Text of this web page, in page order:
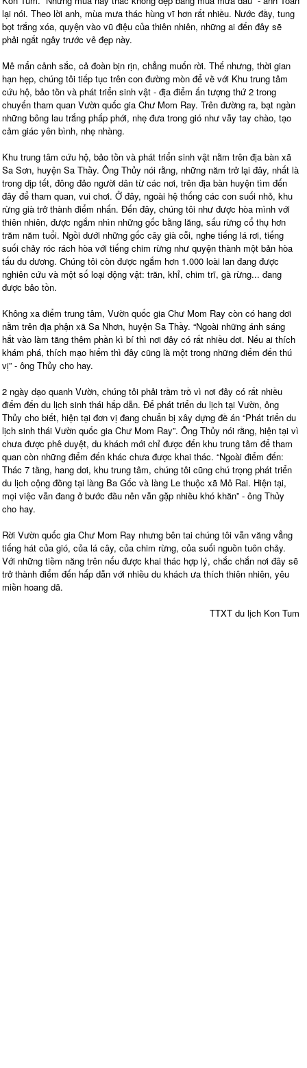
lại nói. Theo lời anh, mùa mưa thác hùng vĩ hơn rất nhiều. Nước đầy, tung
bọt trắng xóa, quyện vào vũ điệu của thiên nhiên, những ai đến đây sẽ
phải ngất ngây trước vẻ đẹp này.
Mê mẩn cảnh sắc, cả đoàn bịn rịn, chẳng muốn rời. Thế nhưng, thời gian
hạn hẹp, chúng tôi tiếp tục trên con đường mòn để về với Khu trung tâm
cứu hộ, bảo tồn và phát triển sinh vật - địa điểm ấn tượng thứ 2 trong
chuyến tham quan Vườn quốc gia Chư Mom Ray. Trên đường ra, bạt ngàn
những bông lau trắng phấp phới, nhẹ đưa trong gió như vẫy tay chào, tạo
cảm giác yên bình, nhẹ nhàng.
Khu trung tâm cứu hộ, bảo tồn và phát triển sinh vật nằm trên địa bàn xã
Sa Sơn, huyện Sa Thầy. Ông Thủy nói rằng, những năm trở lại đây, nhất là
trong dịp tết, đông đảo người dân từ các nơi, trên địa bàn huyện tìm đến
đây để tham quan, vui chơi. Ở đây, ngoài hệ thống các con suối nhỏ, khu
rừng già trở thành điểm nhấn. Đến đây, chúng tôi như được hòa mình với
thiên nhiên, được ngắm nhìn những gốc bằng lăng, sấu rừng cổ thụ hơn
trăm năm tuổi. Ngồi dưới những gốc cây già cỗi, nghe tiếng lá rơi, tiếng
suối chảy róc rách hòa với tiếng chim rừng như quyện thành một bản hòa
tấu du dương. Chúng tôi còn được ngắm hơn 1.000 loài lan đang được
nghiên cứu và một số loại động vật: trăn, khỉ, chim trĩ, gà rừng... đang
được bảo tồn.
Không xa điểm trung tâm, Vườn quốc gia Chư Mom Ray còn có hang dơi
nằm trên địa phận xã Sa Nhơn, huyện Sa Thầy. “Ngoài những ánh sáng
hắt vào làm tăng thêm phần kì bí thì nơi đây có rất nhiều dơi. Nếu ai thích
khám phá, thích mạo hiểm thì đây cũng là một trong những điểm đến thú
vị” - ông Thủy cho hay.
2 ngày dạo quanh Vườn, chúng tôi phải trầm trồ vì nơi đây có rất nhiều
điểm đến du lịch sinh thái hấp dẫn. Để phát triển du lịch tại Vườn, ông
Thủy cho biết, hiện tại đơn vị đang chuẩn bị xây dựng đề án “Phát triển du
lịch sinh thái Vườn quốc gia Chư Mom Ray”. Ông Thủy nói rằng, hiện tại vì
chưa được phê duyệt, du khách mới chỉ được đến khu trung tâm để tham
quan còn những điểm đến khác chưa được khai thác. “Ngoài điểm đến:
Thác 7 tầng, hang dơi, khu trung tâm, chúng tôi cũng chú trọng phát triển
du lịch cộng đồng tại làng Ba Gốc và làng Le thuộc xã Mô Rai. Hiện tại,
mọi việc vẫn đang ở bước đầu nên vẫn gặp nhiều khó khăn” - ông Thủy
cho hay.
Rời Vườn quốc gia Chư Mom Ray nhưng bên tai chúng tôi vẫn văng vẳng
tiếng hát của gió, của lá cây, của chim rừng, của suối nguồn tuôn chảy.
Với những tiềm năng trên nếu được khai thác hợp lý, chắc chắn nơi đây sẽ
trở thành điểm đến hấp dẫn với nhiều du khách ưa thích thiên nhiên, yêu
miền hoang dã.
TTXT du lịch Kon Tum